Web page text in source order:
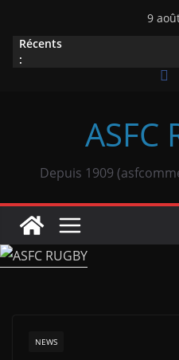
contenu
9
Récents
:
ASFC
Depuis 1909
NEWS